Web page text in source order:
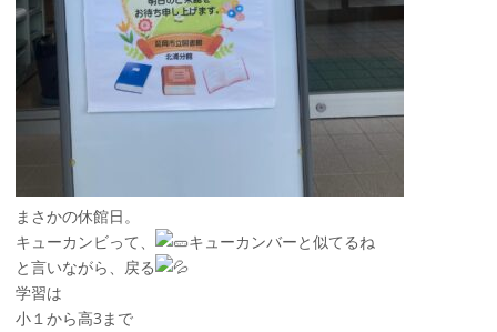
まさかの休館日。
キューカンビって、
キューカンバーと似てるね
と言いながら、戻る
学習は
小１から高3まで